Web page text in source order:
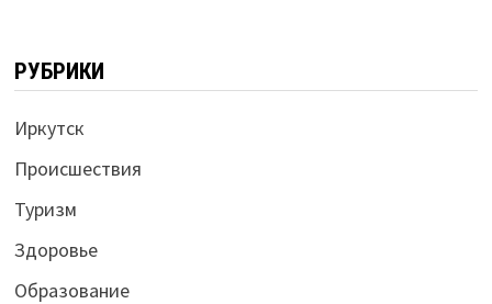
РУБРИКИ
Иркутск
Происшествия
Туризм
Здоровье
Образование